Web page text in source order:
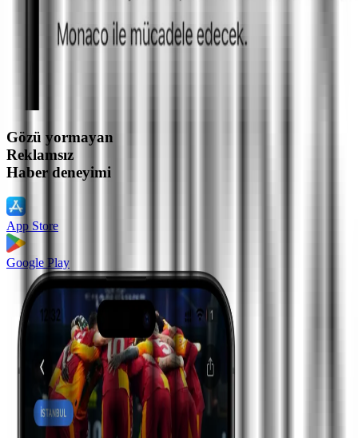
Gözü yormayan
Reklamsız
Haber deneyimi
App Store
Google Play